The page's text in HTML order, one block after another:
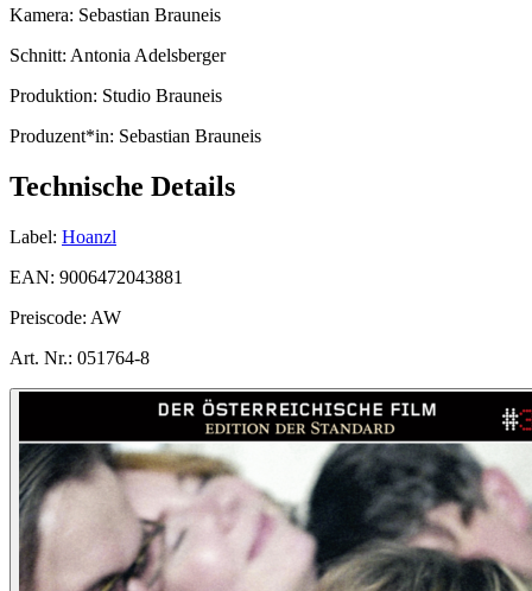
Kamera: Sebastian Brauneis
Schnitt: Antonia Adelsberger
Produktion: Studio Brauneis
Produzent*in: Sebastian Brauneis
Technische Details
Label: Hoanzl
EAN: 9006472043881
Preiscode: AW
Art. Nr.: 051764-8